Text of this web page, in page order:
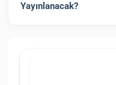
Yayınlanacak?